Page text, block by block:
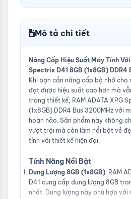
Mô tả chi tiết
Nâng Cấp Hiệu Suất Máy Tính
Spectrix D41 8GB (1x8GB) DDR4
Khi bạn cần nâng cấp bộ nhớ cho
đạt được hiệu suất cao hơn mà
trong thiết kế, RAM ADATA XPG
(1x8GB) DDR4 Bus 3200MHz với
hoàn hảo. Sản phẩm này không
vượt trội mà còn làm nổi bật vẻ
tính với thiết kế hiện đại.
Tính Năng Nổi Bật
Dung Lượng 8GB (1x8GB): RAM
D41 cung cấp dung lượng 8GB
nhất. Dung lượng này phù hợp với